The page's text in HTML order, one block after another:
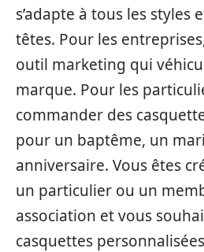
s’adapte à tous les styles
têtes. Pour les
outil marketing qui
marque. Pour les
commander des
pour un baptême, un
anniversaire. Vous êtes
un particulier ou un
association et vous
casquettes